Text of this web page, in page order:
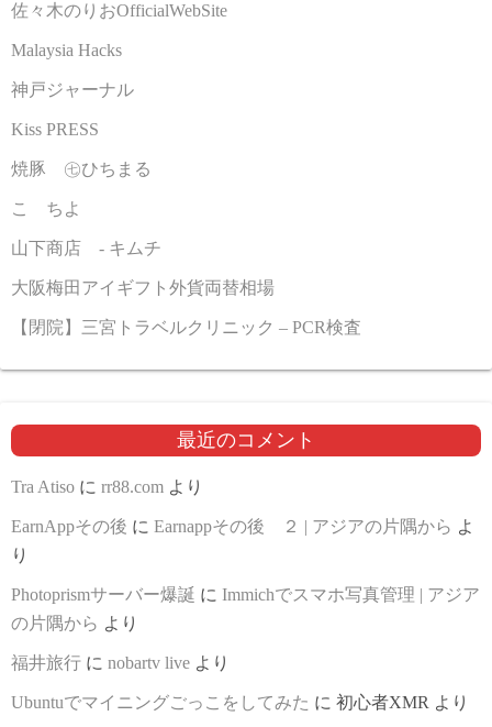
佐々木のりおOfficialWebSite
Malaysia Hacks
神戸ジャーナル
Kiss PRESS
焼豚 ㊆ひちまる
こゝちよ
山下商店 - キムチ
大阪梅田アイギフト外貨両替相場
【閉院】三宮トラベルクリニック – PCR検査
最近のコメント
Tra Atiso に rr88.com より
EarnAppその後 に Earnappその後 ２ | アジアの片隅から よ
り
Photoprismサーバー爆誕 に Immichでスマホ写真管理 | アジア
の片隅から より
福井旅行 に nobartv live より
Ubuntuでマイニングごっこをしてみた に 初心者XMR より